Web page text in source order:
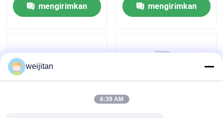
Hubungi kami
Rasa Renyah
mengirimkan
mengirimkan
weijitan
6:39 AM